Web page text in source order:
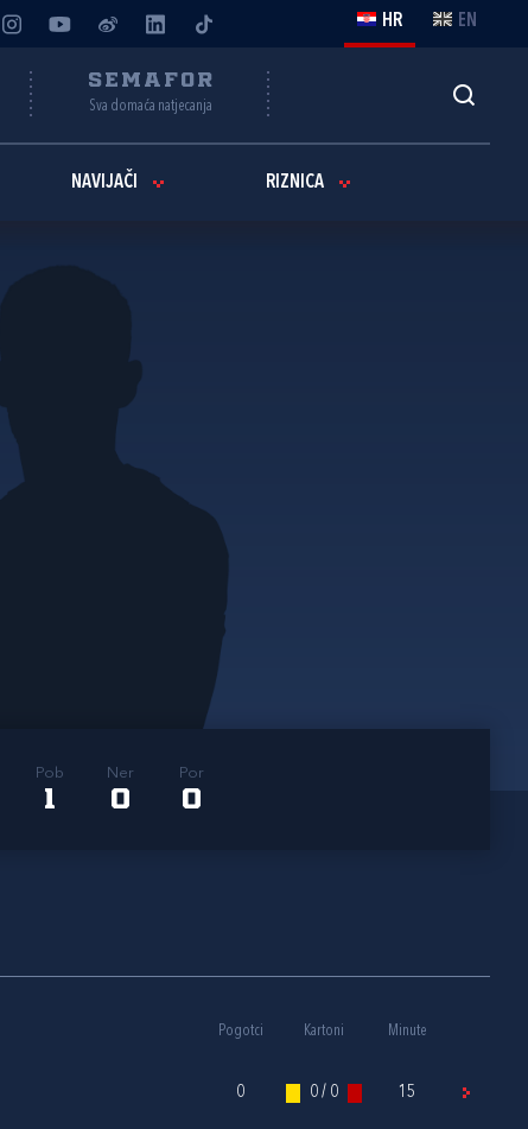
HR EN
SEMAFOR
Sva domaća natjecanja
NAVIJAČI RIZNICA
Pob
1
Ner
0
Por
0
Pogotci Kartoni Minute
0 0 / 0 15